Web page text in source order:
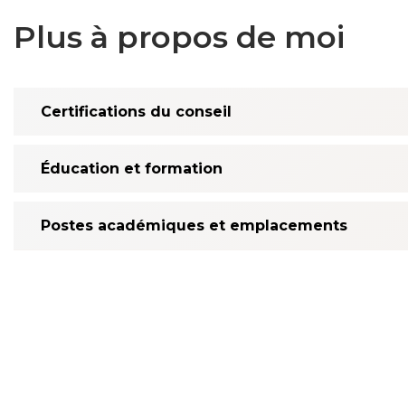
Plus à propos de moi
Certifications du conseil
Éducation et formation
Postes académiques et emplacements